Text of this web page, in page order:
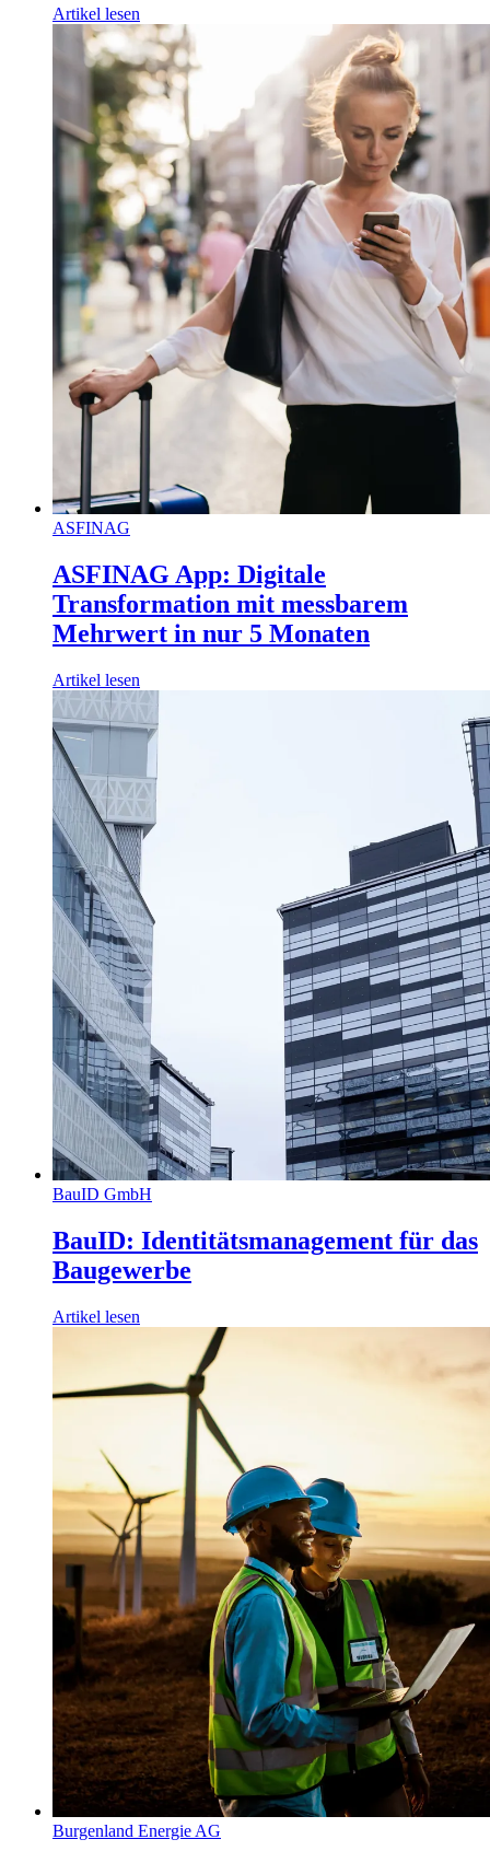
Artikel lesen
ASFINAG
ASFINAG App: Digitale
Transformation mit messbarem
Mehrwert in nur 5 Monaten
Artikel lesen
BauID GmbH
BauID: Identitätsmanagement für das
Baugewerbe
Artikel lesen
Burgenland Energie AG